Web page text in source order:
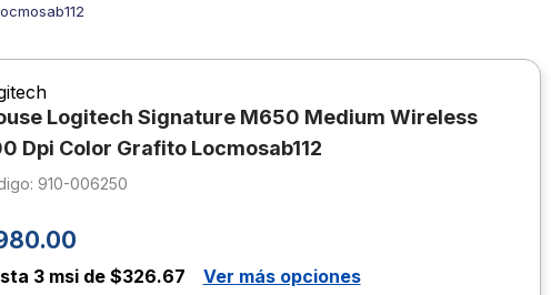
Logitech Signature M650 Medium Wireless
Dpi Color Grafito Locmosab112
: 910-006250
.00
3 msi de $326.67
Ver más opciones